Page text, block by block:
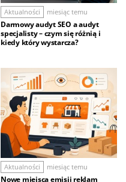
Aktualności miesiąc temu
Darmowy audyt SEO a audyt
specjalisty – czym się różnią i
kiedy który wystarcza?
Aktualności miesiąc temu
Nowe miejsca emisji reklam